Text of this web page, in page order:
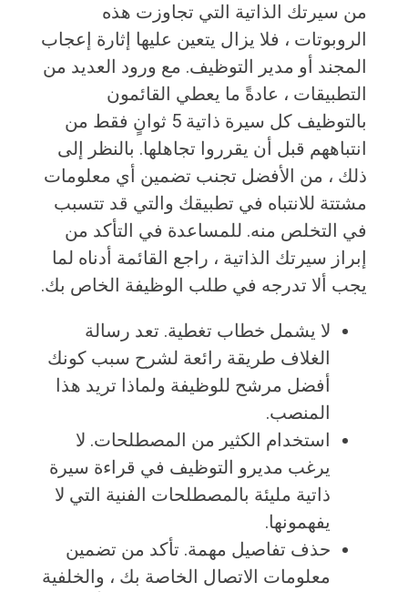
من سيرتك الذاتية التي تجاوزت هذه
الروبوتات ، فلا يزال يتعين عليها إثارة إعجاب
المجند أو مدير التوظيف. مع ورود العديد من
التطبيقات ، عادةً ما يعطي القائمون
بالتوظيف كل سيرة ذاتية 5 ثوانٍ فقط من
انتباههم قبل أن يقرروا تجاهلها. بالنظر إلى
ذلك ، من الأفضل تجنب تضمين أي معلومات
مشتتة للانتباه في تطبيقك والتي قد تتسبب
في التخلص منه. للمساعدة في التأكد من
إبراز سيرتك الذاتية ، راجع القائمة أدناه لما
يجب ألا تدرجه في طلب الوظيفة الخاص بك.
لا يشمل خطاب تغطية. تعد رسالة
الغلاف طريقة رائعة لشرح سبب كونك
أفضل مرشح للوظيفة ولماذا تريد هذا
المنصب.
استخدام الكثير من المصطلحات. لا
يرغب مديرو التوظيف في قراءة سيرة
ذاتية مليئة بالمصطلحات الفنية التي لا
يفهمونها.
حذف تفاصيل مهمة. تأكد من تضمين
معلومات الاتصال الخاصة بك ، والخلفية